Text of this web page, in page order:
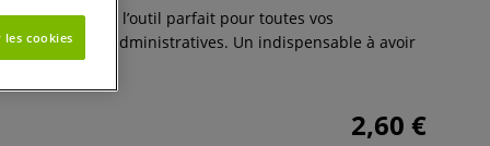
dévidoir est l’outil parfait pour toutes vos
et tâches administratives. Un indispensable à avoir
2,60 €
cookies